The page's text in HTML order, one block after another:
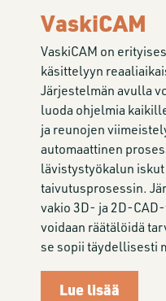
VaskiCAM
VaskiCAM on
käsittelyyn
Järjestelmän avulla
luoda ohjelmia
ja reunojen
automaattinen
lävistystyökalun
taivutusprosessin.
vakio 3D- ja 2D-
voidaan räätälöidä
se sopii täydellisesti
Lue lisää